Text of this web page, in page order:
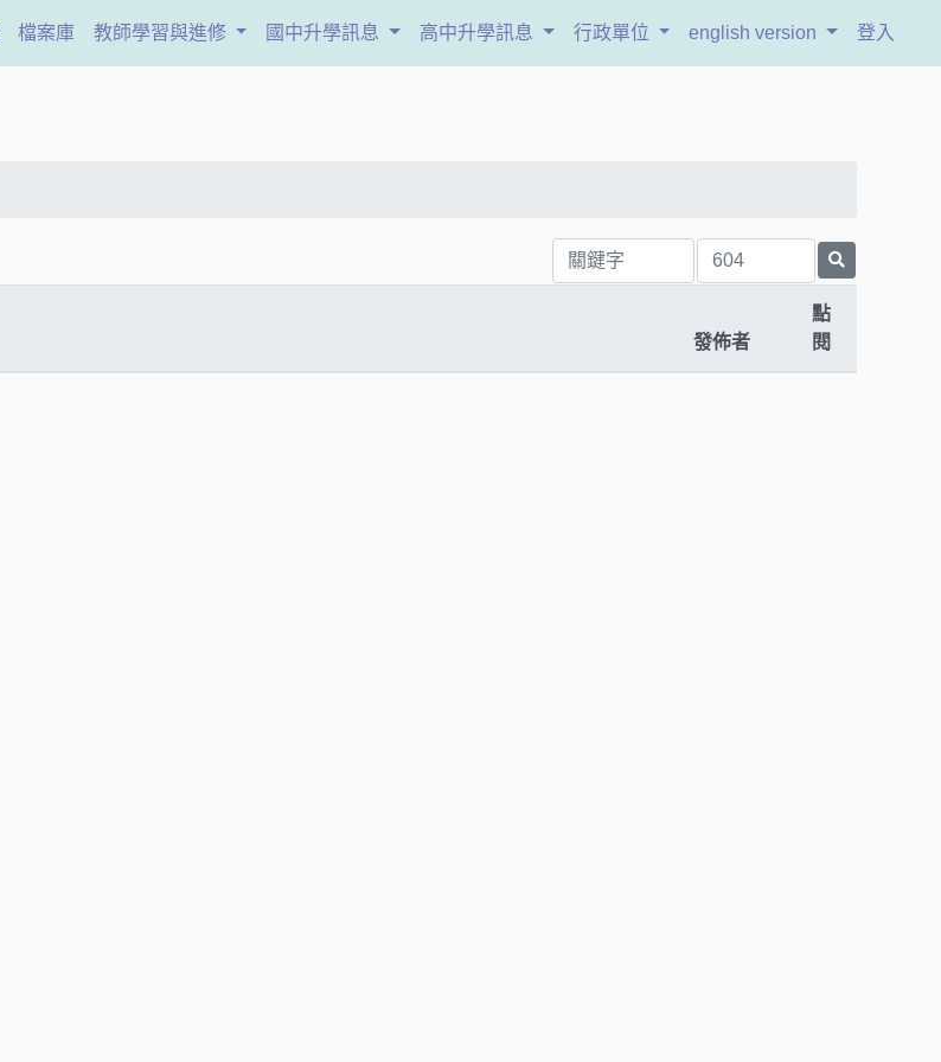
檔案庫 教師學習與進修 國中升學訊息 高中升學訊息 行政單位 english version 登入
發佈者
點
閱